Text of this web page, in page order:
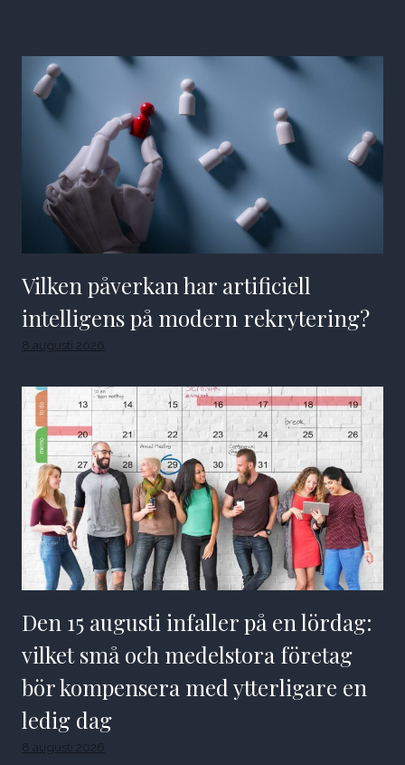
Vilken påverkan har artificiell
intelligens på modern rekrytering?
8 augusti 2026
Den 15 augusti infaller på en lördag:
vilket små och medelstora företag
bör kompensera med ytterligare en
ledig dag
8 augusti 2026